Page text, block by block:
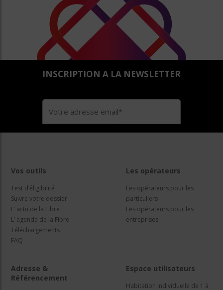
INSCRIPTION A LA NEWSLETTER
Vos outils
Test d’éligibilité
Suivre votre dossier
L’ actu de la Fibre
L’ agenda de la Fibre
Téléchargements
FAQ
Les opérateurs
Les opérateurs pour les
particuliers
Les opérateurs pour les
entreprises
Adresse &
Référencement
Espace utilisateurs
Habitation individuelle de 1 à